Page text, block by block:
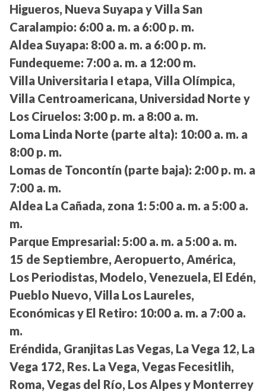
Higueros, Nueva Suyapa y Villa San
Caralampio: 6:00 a. m. a 6:00 p. m.
Aldea Suyapa: 8:00 a. m. a 6:00 p. m.
Fundequeme: 7:00 a. m. a 12:00 m.
Villa Universitaria I etapa, Villa Olímpica,
Villa Centroamericana, Universidad Norte y
Los Ciruelos: 3:00 p. m. a 8:00 a. m.
Loma Linda Norte (parte alta): 10:00 a. m. a
8:00 p. m.
Lomas de Toncontín (parte baja): 2:00 p. m. a
7:00 a. m.
Aldea La Cañada, zona 1: 5:00 a. m. a 5:00 a.
m.
Parque Empresarial: 5:00 a. m. a 5:00 a. m.
15 de Septiembre, Aeropuerto, América,
Los Periodistas, Modelo, Venezuela, El Edén,
Pueblo Nuevo, Villa Los Laureles,
Económicas y El Retiro: 10:00 a. m. a 7:00 a.
m.
Eréndida, Granjitas Las Vegas, La Vega 12, La
Vega 172, Res. La Vega, Vegas Fecesitlih,
Roma, Vegas del Río, Los Alpes y Monterrey